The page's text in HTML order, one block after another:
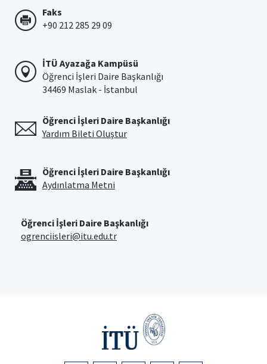
Faks
+90 212 285 29 09
İTÜ Ayazağa Kampüsü
Öğrenci İşleri Daire Başkanlığı
34469 Maslak - İstanbul
Öğrenci İşleri Daire Başkanlığı
Yardım Bileti Oluştur
Öğrenci İşleri Daire Başkanlığı
Aydınlatma Metni
Öğrenci İşleri Daire Başkanlığı
ogrenciisleri@itu.edu.tr